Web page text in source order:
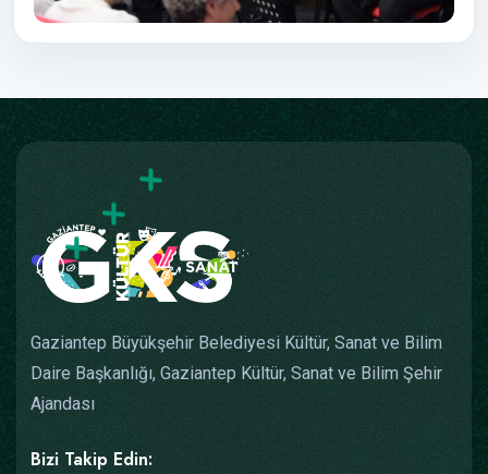
Gaziantep Büyükşehir Belediyesi Kültür, Sanat ve Bilim
Daire Başkanlığı, Gaziantep Kültür, Sanat ve Bilim Şehir
Ajandası
Bizi Takip Edin: